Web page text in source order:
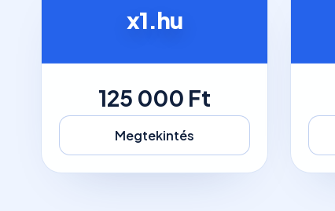
x1.hu
125 000 Ft
Megtekintés